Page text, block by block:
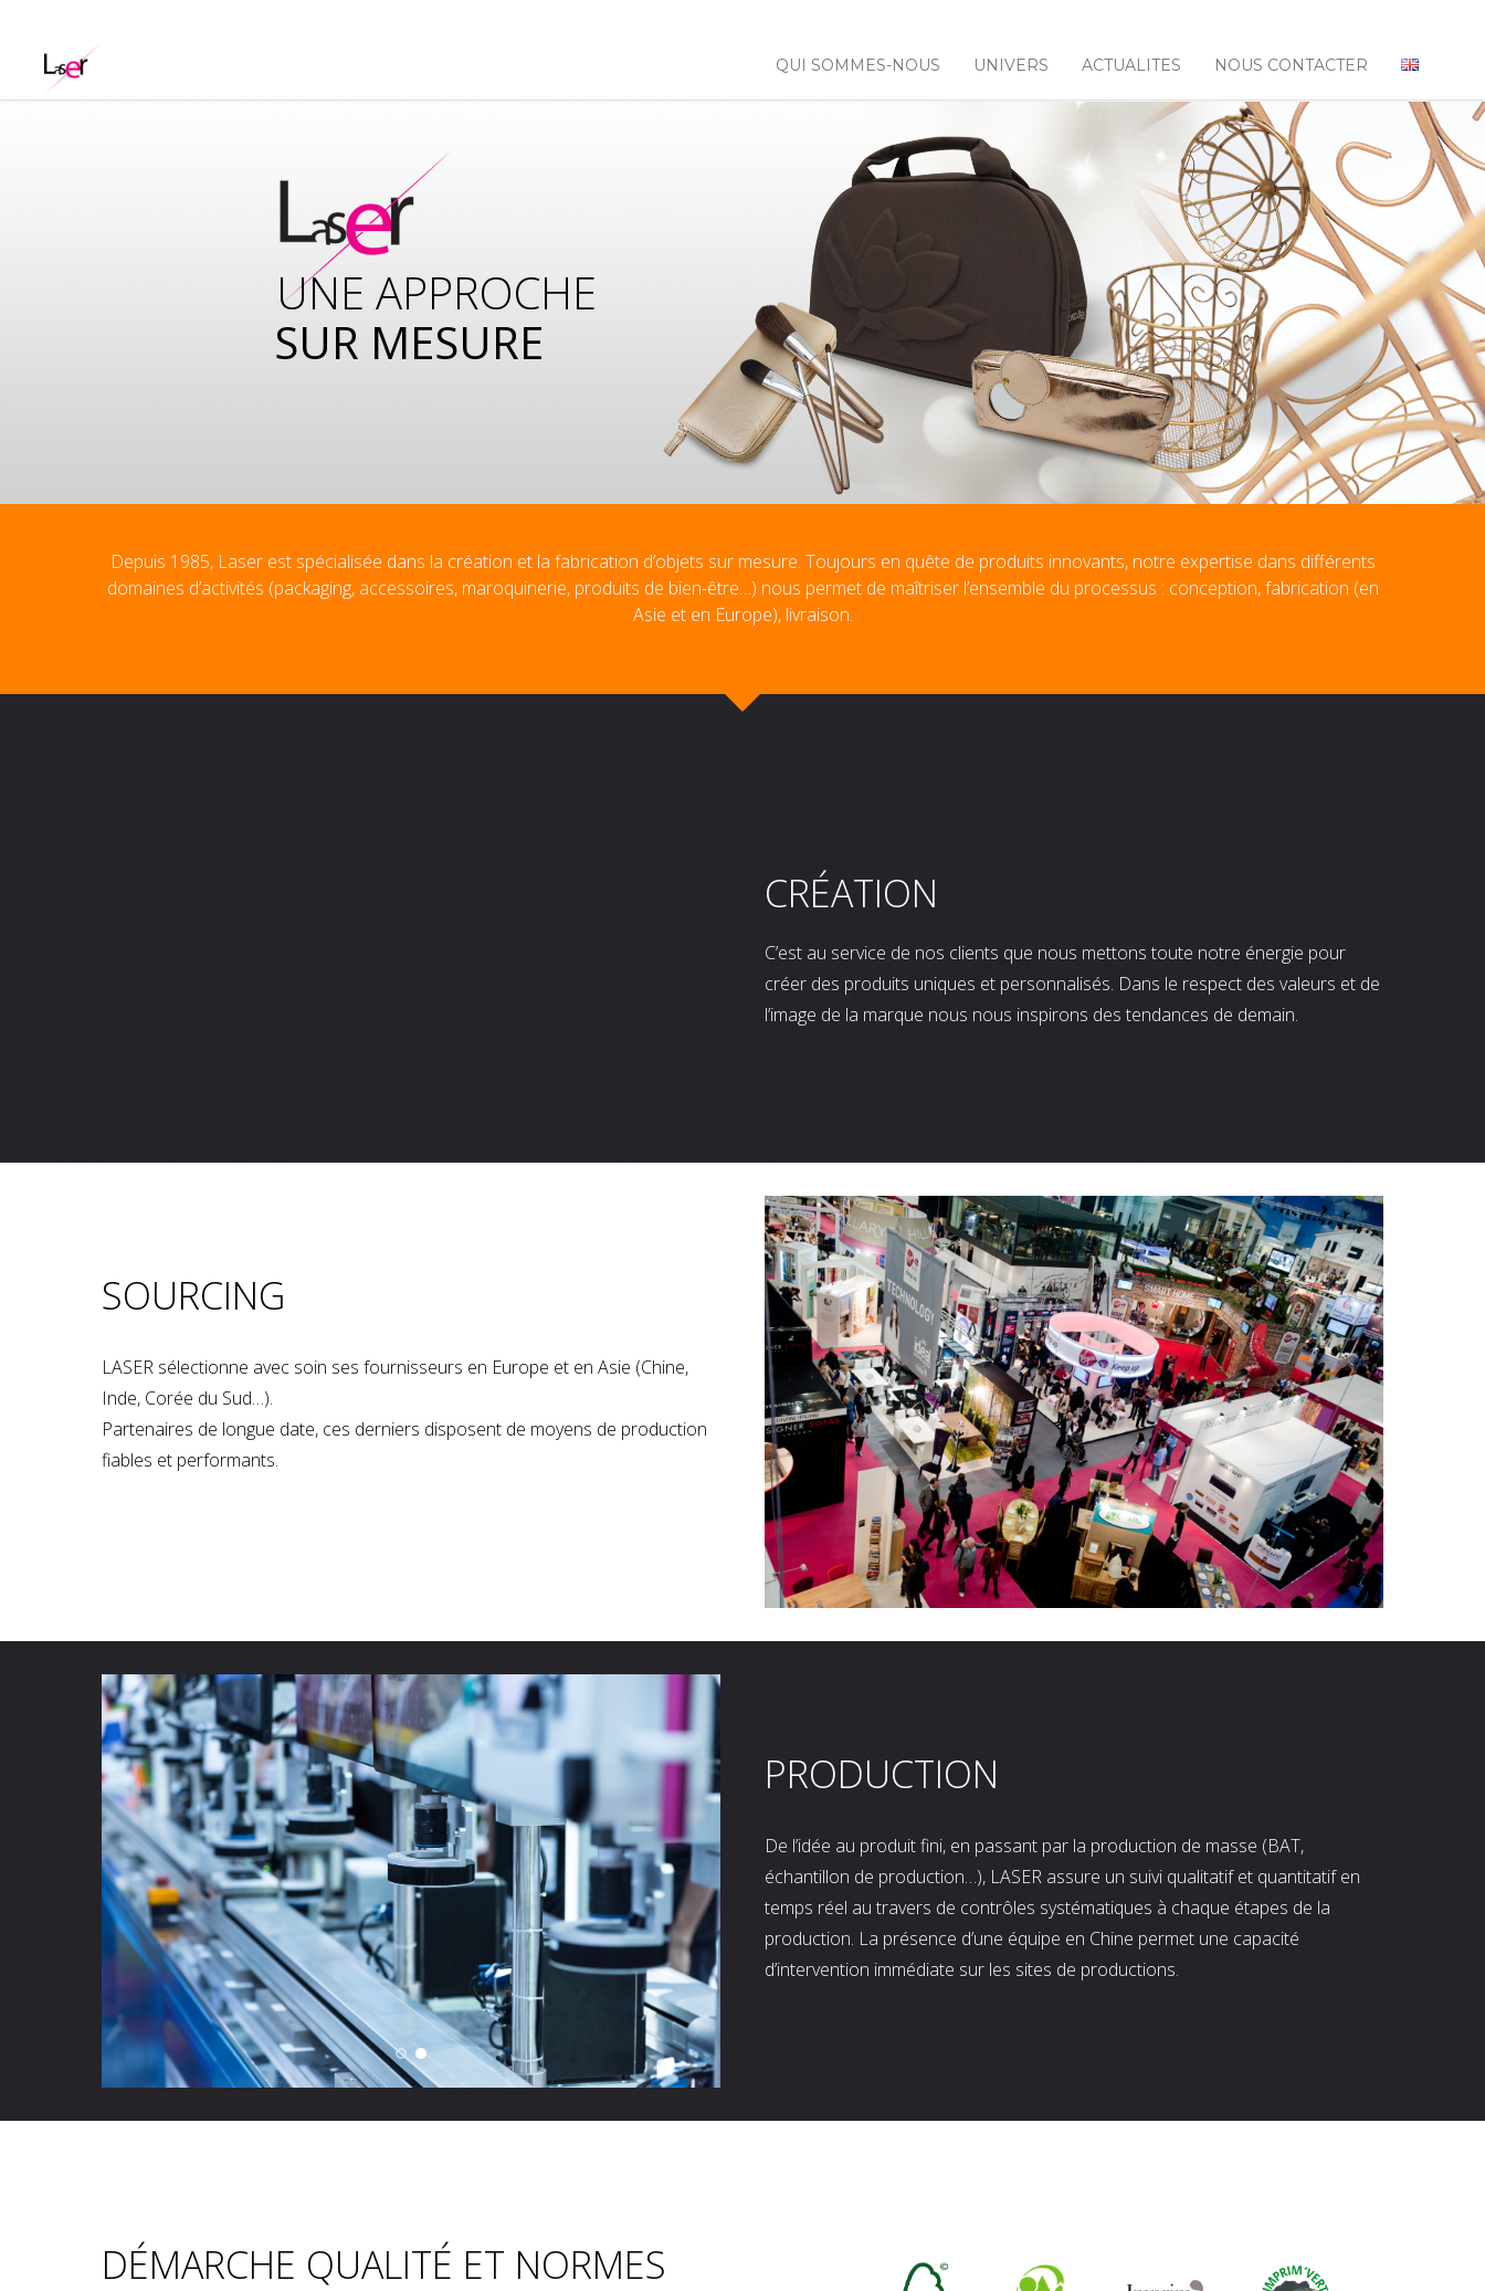
QUI SOMMES-NOUS UNIVERS ACTUALITES NOUS CONTACTER
SUR MESURE
UNE APPROCHE
UNISSONS NOS
Depuis 1985, Laser est spécialisée dans la création et la fabrication d’objets sur mesure. Toujours en quête de produits innovants, notre expertise dans différents
domaines d’activités (packaging, accessoires, maroquinerie, produits de bien-être…) nous permet de maîtriser l’ensemble du processus : conception, fabrication (en
Asie et en Europe), livraison.
CRÉATION
C’est au service de nos clients que nous mettons toute notre énergie pour
créer des produits uniques et personnalisés. Dans le respect des valeurs et de
l’image de la marque nous nous inspirons des tendances de demain.
SOURCING
LASER sélectionne avec soin ses fournisseurs en Europe et en Asie (Chine,
Inde, Corée du Sud…).
Partenaires de longue date, ces derniers disposent de moyens de production
fiables et performants.
PRODUCTION
De l’idée au produit fini, en passant par la production de masse (BAT,
échantillon de production…), LASER assure un suivi qualitatif et quantitatif en
temps réel au travers de contrôles systématiques à chaque étapes de la
production. La présence d’une équipe en Chine permet une capacité
d’intervention immédiate sur les sites de productions.
DÉMARCHE QUALITÉ ET NORMES